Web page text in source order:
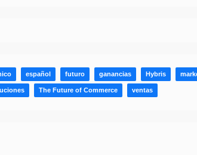
español futuro ganancias Hybris
The Future of Commerce ventas